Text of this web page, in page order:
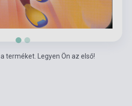
terméket. Legyen Ön az első!